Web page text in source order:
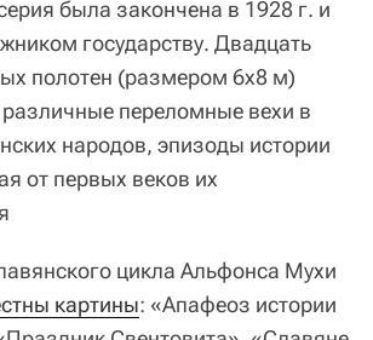
была закончена в 1928 г. и
государству. Двадцать
полотен (размером 6х8 м)
переломные вехи в
народов, эпизоды истории
от первых веков их
цикла Альфонса Мухи
картины: «Апафеоз истории